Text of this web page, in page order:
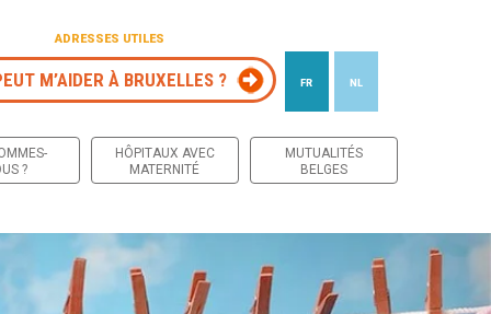
ADRESSES UTILES
M’AIDER À BRUXELLES ? FR NL
?
HÔPITAUX AVEC
MATERNITÉ
MUTUALITÉS
BELGES